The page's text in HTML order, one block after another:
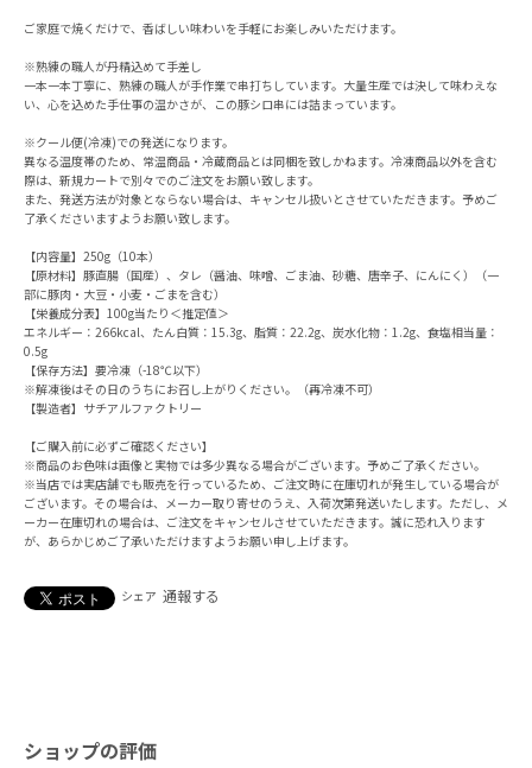
ご家庭で焼くだけで、香ばしい味わいを手軽にお楽しみいただけます。
※熟練の職人が丹精込めて手差し
一本一本丁寧に、熟練の職人が手作業で串打ちしています。大量生産では決して味わえな
い、心を込めた手仕事の温かさが、この豚シロ串には詰まっています。
※クール便(冷凍)での発送になります。
異なる温度帯のため、常温商品・冷蔵商品とは同梱を致しかねます。冷凍商品以外を含む
際は、新規カートで別々でのご注文をお願い致します。
また、発送方法が対象とならない場合は、キャンセル扱いとさせていただきます。予めご
了承くださいますようお願い致します。
【内容量】250g（10本）
【原材料】豚直腸（国産）、タレ（醤油、味噌、ごま油、砂糖、唐辛子、にんにく）（一
部に豚肉・大豆・小麦・ごまを含む）
【栄養成分表】100g当たり＜推定値＞
エネルギー：266kcal、たん白質：15.3g、脂質：22.2g、炭水化物：1.2g、食塩相当量：
0.5g
【保存方法】要冷凍（-18℃以下）
※解凍後はその日のうちにお召し上がりください。（再冷凍不可）
【製造者】サチアルファクトリー
【ご購入前に必ずご確認ください】
※商品のお色味は画像と実物では多少異なる場合がございます。予めご了承ください。
※当店では実店舗でも販売を行っているため、ご注文時に在庫切れが発生している場合が
ございます。その場合は、メーカー取り寄せのうえ、入荷次第発送いたします。ただし、メ
ーカー在庫切れの場合は、ご注文をキャンセルさせていただきます。誠に恐れ入ります
が、あらかじめご了承いただけますようお願い申し上げます。
シェア 通報する
ショップの評価